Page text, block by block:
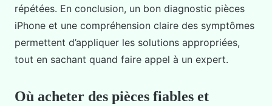
répétées. En conclusion, un bon diagnostic pièces
iPhone et une compréhension claire des symptômes
permettent d’appliquer les solutions appropriées,
tout en sachant quand faire appel à un expert.
Où acheter des pièces fiables et